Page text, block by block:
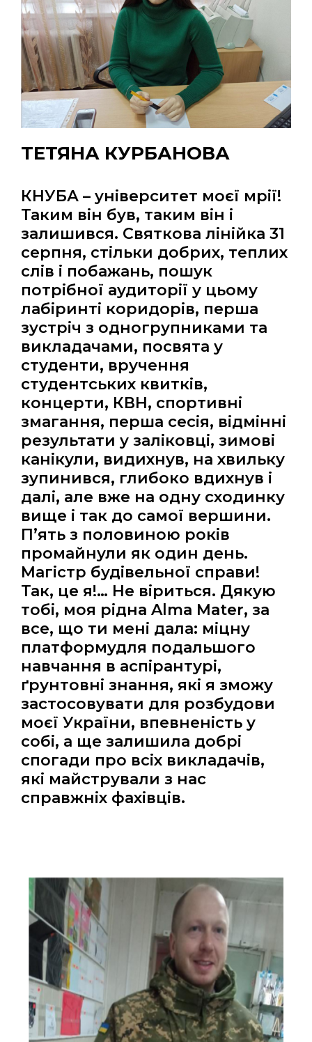
ТЕТЯНА КУРБАНОВА
КНУБА – університет моєї мрії!
Таким він був, таким він і
залишився. Святкова лінійка 31
серпня, стільки добрих, теплих
слів і побажань, пошук
потрібної аудиторії у цьому
лабіринті коридорів, перша
зустріч з одногрупниками та
викладачами, посвята у
студенти, вручення
студентських квитків,
концерти, КВН, спортивні
змагання, перша сесія, відмінні
результати у заліковці, зимові
канікули, видихнув, на хвильку
зупинився, глибоко вдихнув і
далі, але вже на одну сходинку
вище і так до самої вершини.
П’ять з половиною років
промайнули як один день.
Магістр будівельної справи!
Так, це я!… Не віриться. Дякую
тобі, моя рідна Alma Mater, за
все, що ти мені дала: міцну
платформудля подальшого
навчання в аспірантурі,
ґрунтовні знання, які я зможу
застосовувати для розбудови
моєї України, впевненість у
собі, а ще залишила добрі
спогади про всіх викладачів,
які майстрували з нас
справжніх фахівців.